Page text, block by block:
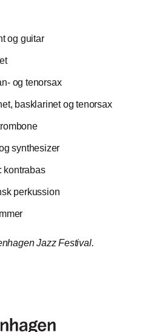
og guitar
og tenorsax
basklarinet og tenorsax
synthesizer
kontrabas
perkussion
Jazz Festival.